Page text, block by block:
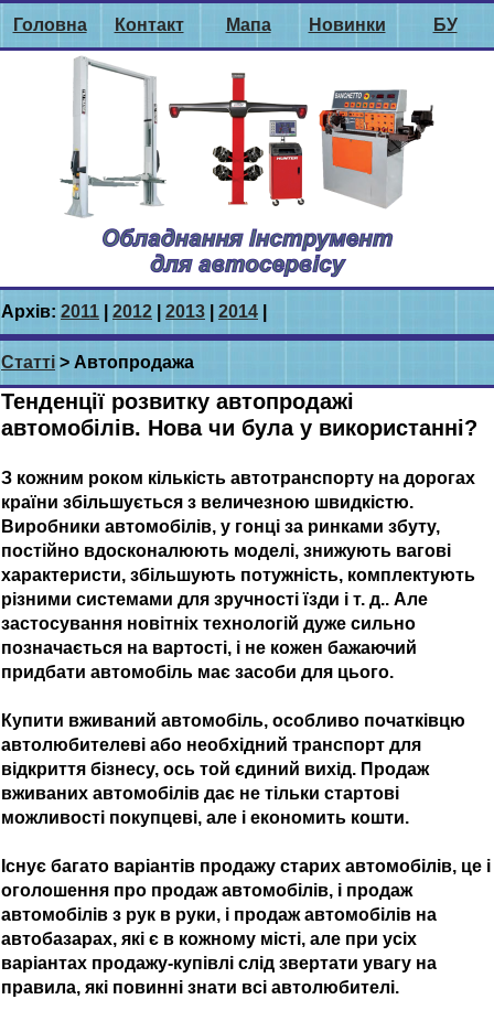
Головна Контакт Мапа Новинки БУ
Архів: 2011 2012 2013 2014
Статті > Автопродажа
Тенденції розвитку автопродажі
автомобілів. Нова чи була у використанні?
З кожним роком кількість автотранспорту на дорогах
країни збільшується з величезною швидкістю.
Виробники автомобілів, у гонці за ринками збуту,
постійно вдосконалюють моделі, знижують вагові
характеристи, збільшують потужність, комплектують
різними системами для зручності їзди і т. д.. Але
застосування новітніх технологій дуже сильно
позначається на вартості, і не кожен бажаючий
придбати автомобіль має засоби для цього.
Купити вживаний автомобіль, особливо початківцю
автолюбителеві або необхідний транспорт для
відкриття бізнесу, ось той єдиний вихід. Продаж
вживаних автомобілів дає не тільки стартові
можливості покупцеві, але і економить кошти.
Існує багато варіантів продажу старих автомобілів, це і
оголошення про продаж автомобілів, і продаж
автомобілів з рук в руки, і продаж автомобілів на
автобазарах, які є в кожному місті, але при усіх
варіантах продажу-купівлі слід звертати увагу на
правила, які повинні знати всі автолюбителі.